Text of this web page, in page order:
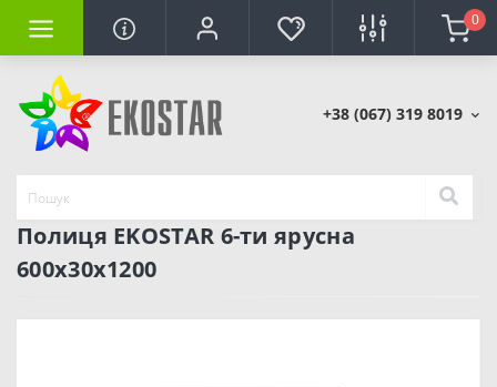
0
+38 (067) 319 8019
Полиця EKOSTAR 6-ти ярусна
600х30х1200